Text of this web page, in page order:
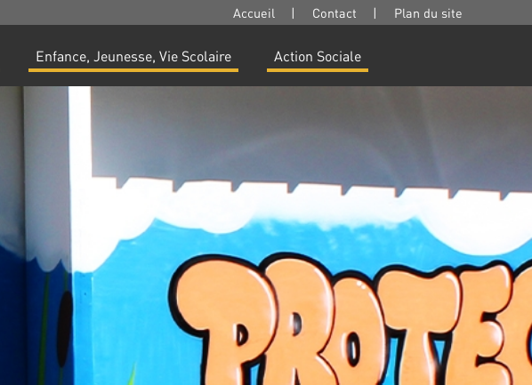
Accueil | Contact | Plan du site
Enfance, Jeunesse, Vie Scolaire Action Sociale